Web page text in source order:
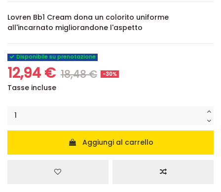
Lovren Bb1 Cream dona un colorito uniforme
all'incarnato migliorandone l'aspetto
Disponibile su prenotazione
12,94 € 18,48 € -30%
Tasse incluse
Aggiungi al carrello